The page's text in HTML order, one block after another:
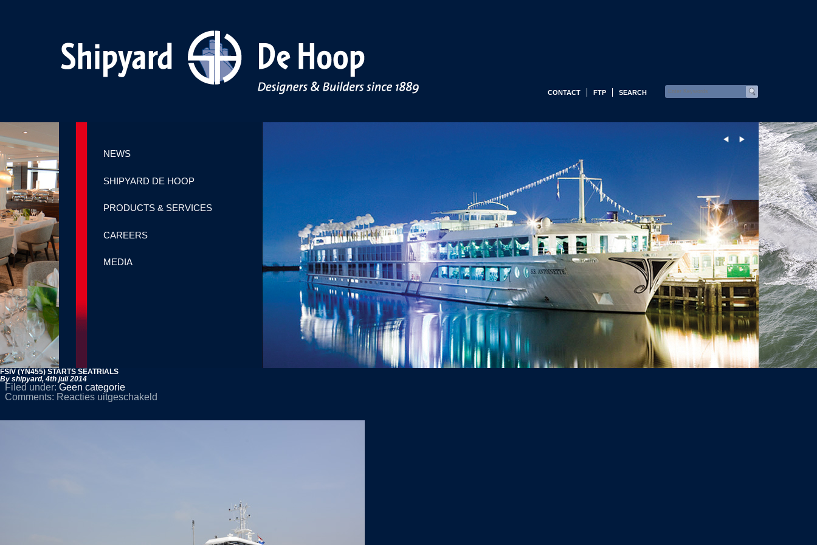
CONTACT FTP SEARCH
NEWS
SHIPYARD DE HOOP
PRODUCTS & SERVICES
CAREERS
MEDIA
FSIV (YN455) STARTS SEATRIALS
By shipyard, 4th juli 2014
Filed under: Geen categorie
Comments: Reacties uitgeschakeld